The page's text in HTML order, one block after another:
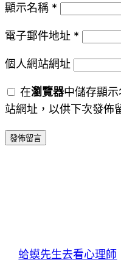
顯示名稱 *
電子郵件地址 *
個人網站網址
在瀏覽器中儲存顯
站網址，以供下次發佈
蛤蟆先生去看心理師